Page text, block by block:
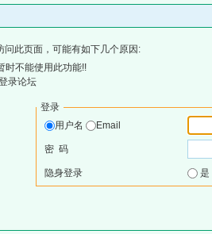
问此页面，可能有如下几个原因:
时不能使用此功能!!
录论坛
登录
用户名
Email
密 码
隐身登录